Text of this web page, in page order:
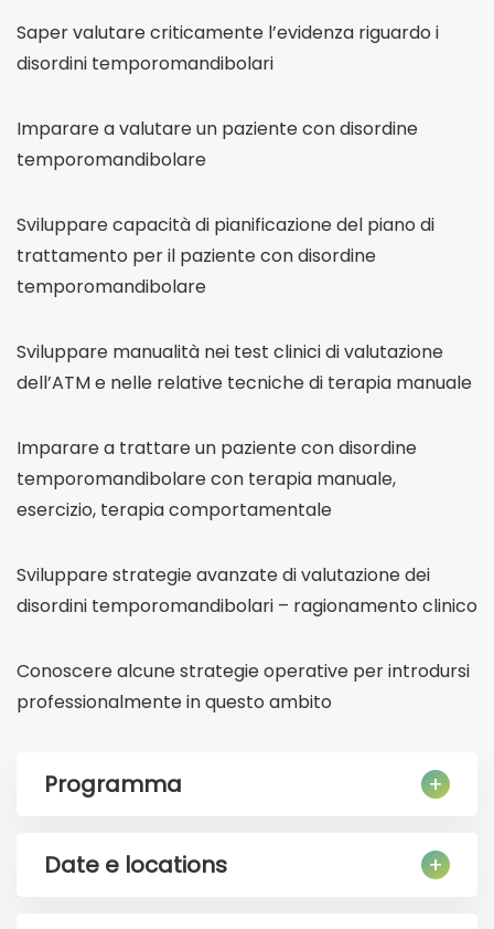
Saper valutare criticamente l’evidenza riguardo i
disordini temporomandibolari
Imparare a valutare un paziente con disordine
temporomandibolare
Sviluppare capacità di pianificazione del piano di
trattamento per il paziente con disordine
temporomandibolare
Sviluppare manualità nei test clinici di valutazione
dell’ATM e nelle relative tecniche di terapia manuale
Imparare a trattare un paziente con disordine
temporomandibolare con terapia manuale,
esercizio, terapia comportamentale
Sviluppare strategie avanzate di valutazione dei
disordini temporomandibolari – ragionamento clinico
Conoscere alcune strategie operative per introdursi
professionalmente in questo ambito
Programma
Date e locations